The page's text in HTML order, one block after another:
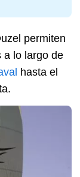
permiten
a lo largo de
hasta el